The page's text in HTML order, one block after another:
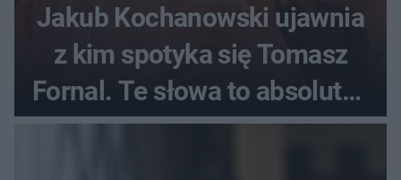
Jakub Kochanowski ujawnia
z kim spotyka się Tomasz
Fornal. Te słowa to absolutny
hit